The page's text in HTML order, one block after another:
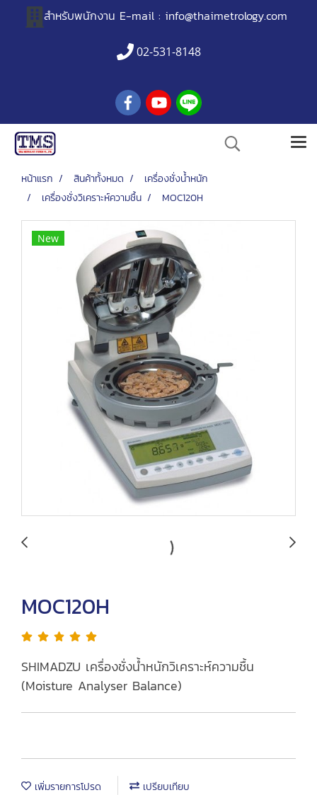
สำหรับพนักงาน E-mail : info@thaimetrology.com
02-531-8148
หน้าแรก สินค้าทั้งหมด
เครื่องชั่งน้ำหนัก
เครื่องชั่งวิเคราะห์ความชื้น
MOC120H
New
MOC120H
SHIMADZU เครื่องชั่งน้ำหนักวิเคราะห์ความชื้น
(Moisture Analyser Balance)
เพิ่มรายการโปรด เปรียบเทียบ